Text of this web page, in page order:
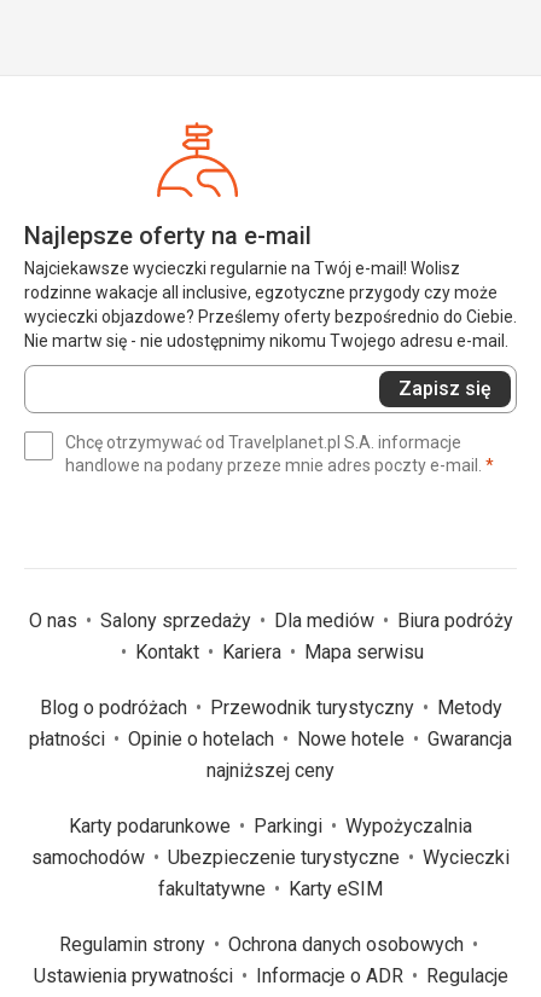
Najlepsze oferty na e-mail
Najciekawsze wycieczki regularnie na Twój e-mail! Wolisz
rodzinne wakacje all inclusive, egzotyczne przygody czy może
wycieczki objazdowe? Prześlemy oferty bezpośrednio do Ciebie.
Nie martw się - nie udostępnimy nikomu Twojego adresu e-mail.
Wprowadź
swój
(wymagane)
Zapisz się
Chcę otrzymywać od Travelplanet.pl S.A. informacje
handlowe na podany przeze mnie adres poczty e-mail. *
O nas Salony sprzedaży Dla mediów
Biura podróży
Kontakt
Kariera Mapa serwisu
Blog o podróżach Przewodnik turystyczny
Metody
płatności
Opinie o hotelach Nowe hotele
Gwarancja
najniższej ceny
Karty podarunkowe Parkingi
Wypożyczalnia
samochodów
Ubezpieczenie turystyczne
Wycieczki
fakultatywne
Karty eSIM
Regulamin strony
Ochrona danych osobowych
Ustawienia prywatności
Informacje o ADR
Regulacje